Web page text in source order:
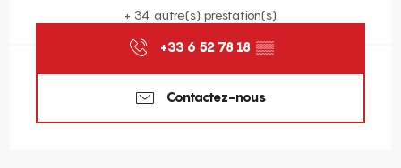
+ 34 autre(s) prestation(s)
+33 6 52 78 18 ▒▒
Contactez-nous